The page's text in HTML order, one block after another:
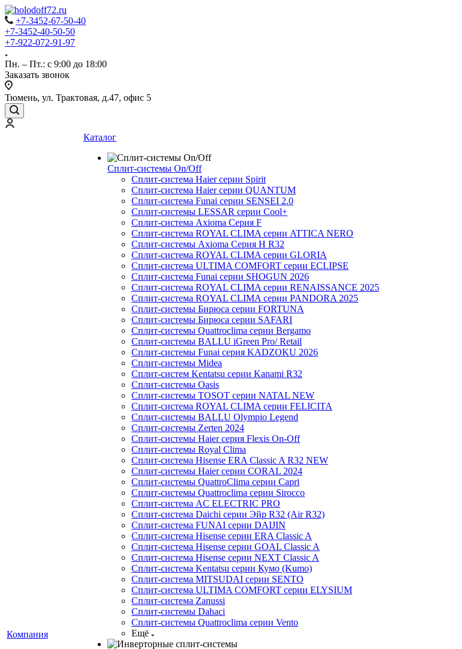
+7-3452-67-50-40
+7-3452-40-50-50
+7-922-072-91-97
Пн. – Пт.: с 9:00 до 18:00
Заказать звонок
Тюмень, ул. Трактовая, д.47, офис 5
Компания
Каталог
Сплит-системы On/Off
Сплит-система Haier серии Spirit
Сплит-система Haier серии QUANTUM
Сплит-система Funai серии SENSEI 2.0
Сплит-системы LESSAR серии Cool+
Сплит-система Axioma Серия F
Сплит-система ROYAL CLIMA серии ATTICA NERO
Сплит-системы Axioma Серия H R32
Сплит-система ROYAL CLIMA серии GLORIA
Сплит-система ULTIMA COMFORT серии ECLIPSE
Сплит-система Funai серии SHOGUN 2026
Сплит-система ROYAL CLIMA серии RENAISSANCE 2025
Сплит-система ROYAL CLIMA серии PANDORA 2025
Сплит-системы Бирюса серии FORTUNA
Сплит-системы Бирюса серии SAFARI
Сплит-системы Quattroclima серии Bergamo
Сплит-системы BALLU iGreen Pro/ Retail
Сплит-системы Funai серия KADZOKU 2026
Сплит-системы Midea
Сплит-систем Kentatsu серии Kanami R32
Сплит-системы Oasis
Сплит-системы TOSOT серии NATAL NEW
Сплит-система ROYAL CLIMA серии FELICITA
Сплит-системы BALLU Olympio Legend
Сплит-системы Zerten 2024
Сплит-системы Haier серия Flexis On-Off
Сплит-системы Royal Clima
Сплит-система Hisense ERA Classic A R32 NEW
Сплит-системы Haier cерии CORAL 2024
Сплит-системы QuattroClima серии Capri
Сплит-системы Quattroclima серии Sirocco
Сплит-система AC ELECTRIC PRO
Сплит-система Daichi серии Эйр R32 (Air R32)
Сплит-система FUNAI серии DAIJIN
Сплит-система Hisense серии ERA Classic A
Сплит-система Hisense серии GOAL Classic A
Сплит-система Hisense серии NEXT Classic A
Сплит-система Kentatsu серии Кумо (Kumo)
Сплит-система MITSUDAI серии SENTO
Сплит-система ULTIMA COMFORT серии ELYSIUM
Сплит-система Zanussi
Сплит-системы Dahaci
Сплит-системы Quattroclima серии Vento
Ещё